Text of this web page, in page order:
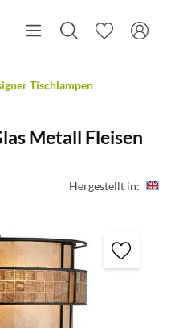
Tischlampen
Metall Fleisen
Hergestellt in: